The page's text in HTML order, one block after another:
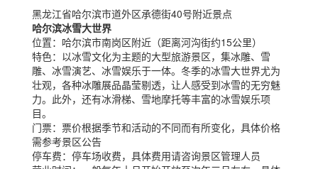
黑龙江省哈尔滨市道外区承德街40号附近景点
哈尔滨冰雪大世界
位置： 哈尔滨市南岗区附近（距离河沟街约15公里）
特色： 以冰雪文化为主题的大型旅游景区，集冰雕、雪
雕、冰雪演艺、冰雪娱乐于一体。冬季的冰雪大世界尤为
壮观，各种冰雕展品晶莹剔透，让人感受到冰雪的无穷魅
力。此外，还有冰滑梯、雪地摩托等丰富的冰雪娱乐项
目。
门票： 票价根据季节和活动的不同而有所变化，具体价格
需参考景区公告
停车费： 停车场收费，具体费用请咨询景区管理人员